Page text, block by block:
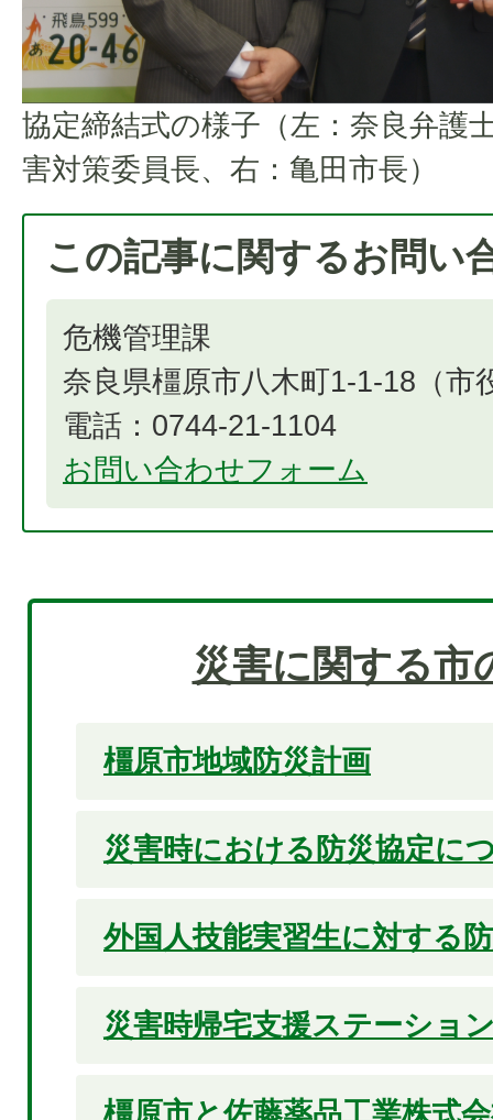
協定締結式の様子（左：奈良弁護
害対策委員長、右：亀田市長）
この記事に関するお問い
危機管理課
奈良県橿原市八木町1-1-18（市
電話：0744-21-1104
お問い合わせフォーム
災害に関する市
橿原市地域防災計画
災害時における防災協定に
外国人技能実習生に対する
災害時帰宅支援ステーショ
橿原市と佐藤薬品工業株式